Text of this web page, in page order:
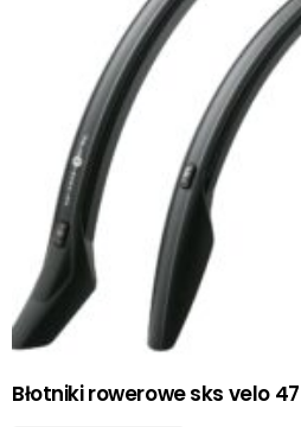
Błotniki rowerowe sks velo